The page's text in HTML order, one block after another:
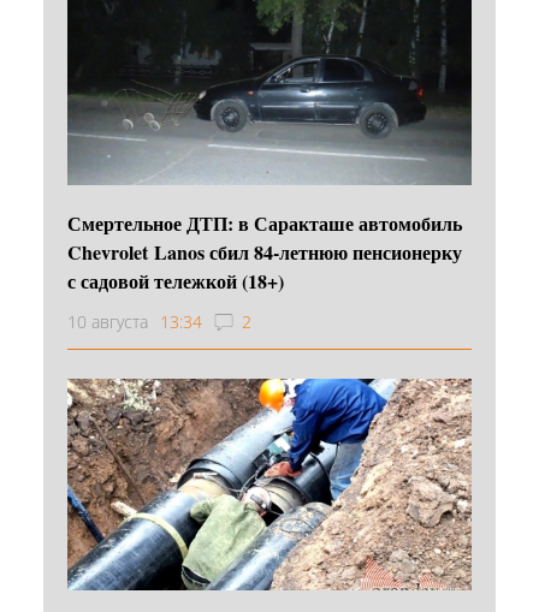
Смертельное ДТП: в Саракташе автомобиль
Chevrolet Lanos сбил 84-летнюю пенсионерку
с садовой тележкой (18+)
10 августа 13:34 2